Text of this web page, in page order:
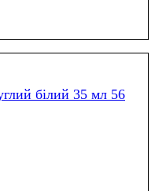
білий 35 мл 56